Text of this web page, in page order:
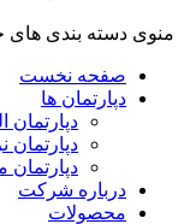
منوی دسته بندی
صفحه نخست
دپارتمان ها
دپارتمان
دپارتمان
دپارتمان
درباره شرکت
محصولات